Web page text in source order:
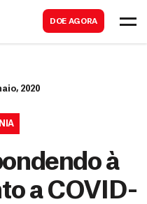
DOE AGORA
2020
à
a COVID-